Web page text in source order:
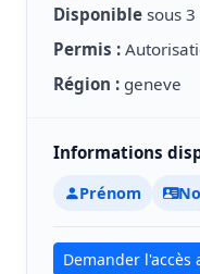
Disponible sous
Permis :
Région : geneve
Informations
Prénom
Demander l'accès